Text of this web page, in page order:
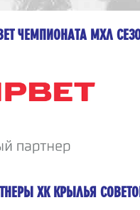
ЧЕМПИОНАТА МХЛ
ХК КРЫЛЬЯ